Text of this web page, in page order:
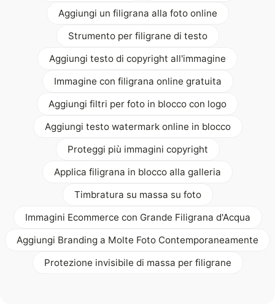
Aggiungi un filigrana alla foto online
Strumento per filigrane di testo
Aggiungi testo di copyright all'immagine
Immagine con filigrana online gratuita
Aggiungi filtri per foto in blocco con logo
Aggiungi testo watermark online in blocco
Proteggi più immagini copyright
Applica filigrana in blocco alla galleria
Timbratura su massa su foto
Immagini Ecommerce con Grande Filigrana d'Acqua
Aggiungi Branding a Molte Foto Contemporaneamente
Protezione invisibile di massa per filigrane